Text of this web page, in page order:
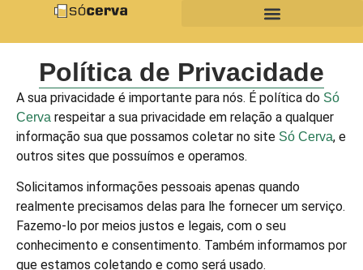
Política de Privacidade
A sua privacidade é importante para nós. É política do Só
Cerva respeitar a sua privacidade em relação a qualquer
informação sua que possamos coletar no site Só Cerva, e
outros sites que possuímos e operamos.
Solicitamos informações pessoais apenas quando
realmente precisamos delas para lhe fornecer um serviço.
Fazemo-lo por meios justos e legais, com o seu
conhecimento e consentimento. Também informamos por
que estamos coletando e como será usado.